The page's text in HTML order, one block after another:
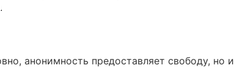
анонимность предоставляет свободу, но и